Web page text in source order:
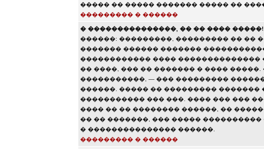
����� �� ����� ������� ����� ��
��������� � ������
� ���������������, �� �� ���� �����!
������: ���������, ��������� �� ��
������� ������ �������
������������ ����
�� ����, ��� �� ������� � ����
�����������, — ��� ���������
������. ����� �� ���������
����������� ��� ���. ���� ��� ���
���� �� �� �������� ������, ��
�� �� �������, ��� ����� ����������
� ��������������� ������.
��������� � ������